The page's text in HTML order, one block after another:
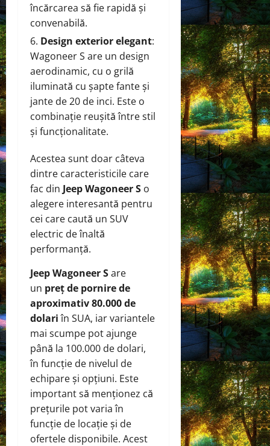
încărcarea să fie rapidă și
convenabilă.
Design exterior elegant:
Wagoneer S are un design
aerodinamic, cu o grilă
iluminată cu șapte fante și
jante de 20 de inci. Este o
combinație reușită între stil
și funcționalitate.
Acestea sunt doar câteva
dintre caracteristicile care
fac din Jeep Wagoneer S o
alegere interesantă pentru
cei care caută un SUV
electric de înaltă
performanță.
Jeep Wagoneer Sare
un preț de pornire de
aproximativ 80.000 de
dolariîn SUA, iar variantele
mai scumpe pot ajunge
până la 100.000 de dolari,
în funcție de nivelul de
echipare și opțiuni. Este
important să menționez că
prețurile pot varia în
funcție de locație și de
ofertele disponibile. Acest